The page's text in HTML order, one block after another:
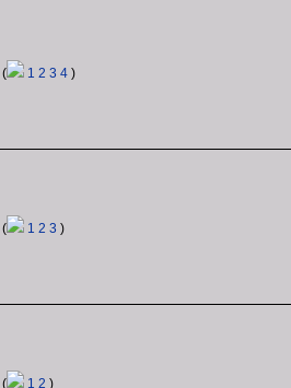
( 1 2 3 4 )
( 1 2 3 )
( 1 2 )